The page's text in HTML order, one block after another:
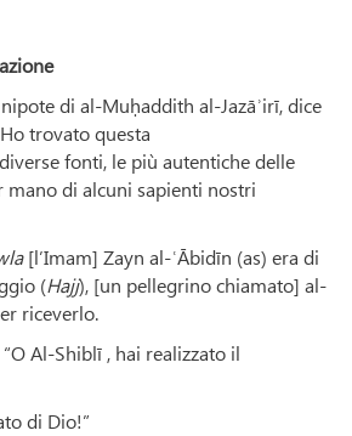
di al-Muḥaddith al-Jazāʾirī, dice
trovato questa
fonti, le più autentiche delle
mano di alcuni sapienti nostri
[l’Imam] Zayn al-ʿĀbidīn (as) era di
(Hajj), [un pellegrino chiamato] al-
riceverlo.
Al-Shiblī , hai realizzato il
di Dio!”